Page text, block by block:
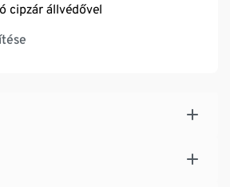
cipzár állvédővel
kidolgozás megakadályozza a
szabad mozgást biztosít
elemekkel